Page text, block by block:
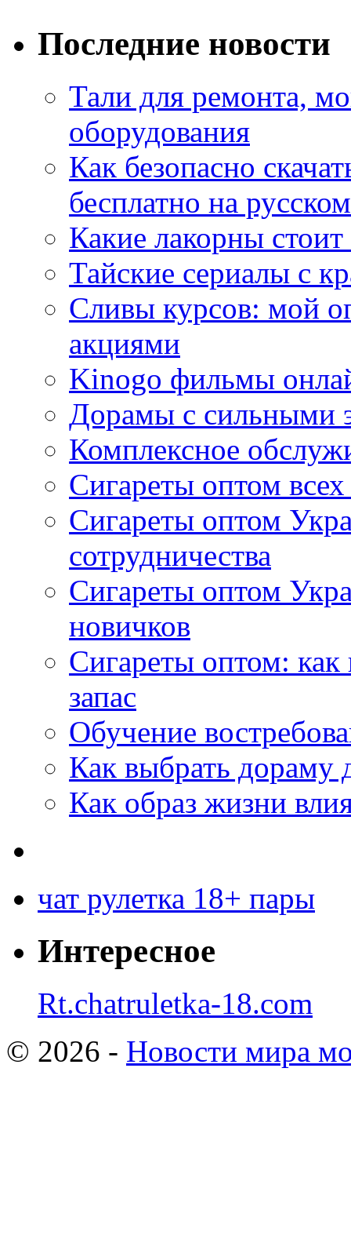
Последние новости
Тали для ремонта,
оборудования
Как безопасно
бесплатно на
Какие лакорны
Тайские сериалы с
Сливы курсов: мой
акциями
Kinogo фильмы
Дорамы с сильными
Комплексное
Сигареты оптом
Сигареты оптом
сотрудничества
Сигареты оптом
новичков
Сигареты оптом:
запас
Обучение
Как выбрать дораму
Как образ жизни
чат рулетка 18+ пары
Интересное
Rt.chatruletka-18.com
© 2026 - Новости мира